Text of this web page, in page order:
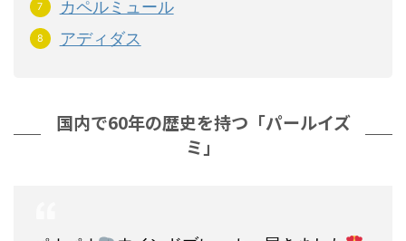
カペルミュール
アディダス
国内で60年の歴史を持つ「パールイズ
ミ」